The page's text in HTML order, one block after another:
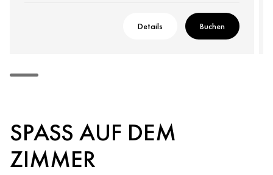
Details Buchen
SPASS AUF DEM Z
IMMER